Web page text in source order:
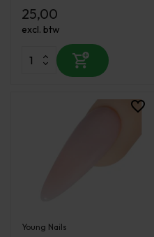
25,00
excl. btw
Young Nails